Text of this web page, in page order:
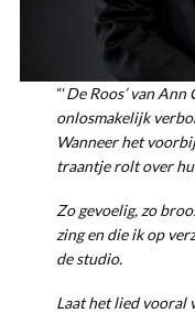
“‘De Roos’ van
onlosmakelijk
Wanneer het
traantje rolt over
Zo gevoelig, zo
zing en die ik op
de studio.
Laat het lied vooral